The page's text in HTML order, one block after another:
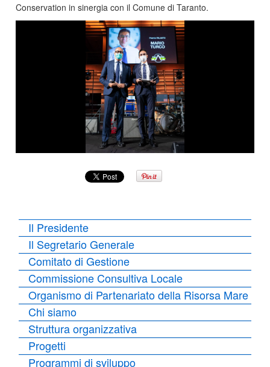
Conservation in sinergia con il Comune di Taranto.
Il Presidente
Il Segretario Generale
Comitato di Gestione
Commissione Consultiva Locale
Organismo di Partenariato della Risorsa Mare
Chi siamo
Struttura organizzativa
Progetti
Programmi di sviluppo